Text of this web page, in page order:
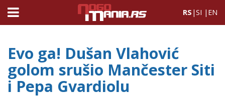
RS |SI | EN
Evo ga! Dušan Vlahović
golom srušio Mančester Siti
i Pepa Gvardiolu